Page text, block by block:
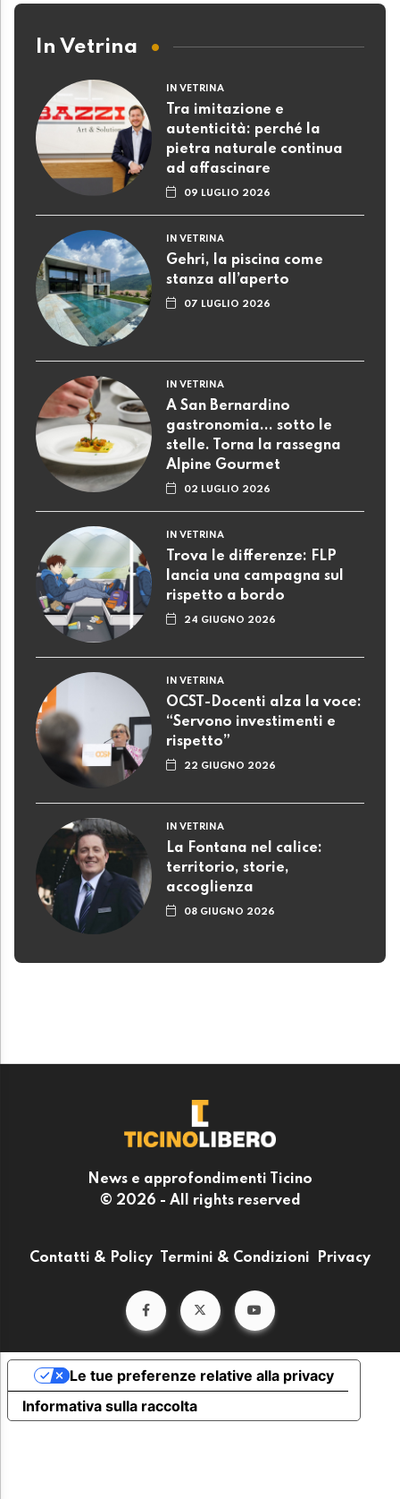
In Vetrina
IN VETRINA
Tra imitazione e
autenticità: perché la
pietra naturale continua
ad affascinare
09 LUGLIO 2026
IN VETRINA
Gehri, la piscina come
stanza all’aperto
07 LUGLIO 2026
IN VETRINA
A San Bernardino
gastronomia... sotto le
stelle. Torna la rassegna
Alpine Gourmet
02 LUGLIO 2026
IN VETRINA
Trova le differenze: FLP
lancia una campagna sul
rispetto a bordo
24 GIUGNO 2026
IN VETRINA
OCST-Docenti alza la voce:
“Servono investimenti e
rispetto”
22 GIUGNO 2026
IN VETRINA
La Fontana nel calice:
territorio, storie,
accoglienza
08 GIUGNO 2026
News e approfondimenti Ticino
© 2026 - All rights reserved
Contatti & Policy Termini & Condizioni Privacy
Informativa sulla raccolta
Le tue preferenze relative alla privacy